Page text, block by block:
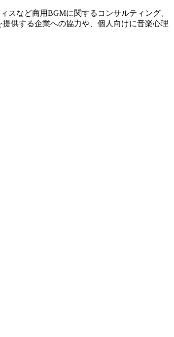
スなど商用BGMに関するコンサルティング、
供する企業への協力や、個人向けに音楽心理